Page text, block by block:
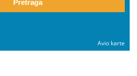
Pretraga
Avio karte